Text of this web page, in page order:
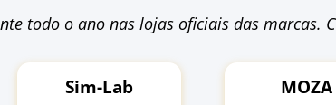
todo o ano nas lojas oficiais das marcas.
Sim-Lab MOZA